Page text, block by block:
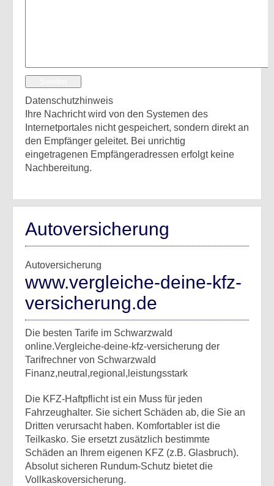
Datenschutzhinweis
Ihre Nachricht wird von den Systemen des
Internetportales nicht gespeichert, sondern direkt an
den Empfänger geleitet. Bei unrichtig
eingetragenen Empfängeradressen erfolgt keine
Nachbereitung.
Autoversicherung
Autoversicherung
www.vergleiche-deine-kfz-
versicherung.de
Die besten Tarife im Schwarzwald
online.Vergleiche-deine-kfz-versicherung der
Tarifrechner von Schwarzwald
Finanz,neutral,regional,leistungsstark
Die KFZ-Haftpflicht ist ein Muss für jeden
Fahrzeughalter. Sie sichert Schäden ab, die Sie an
Dritten verursacht haben. Komfortabler ist die
Teilkasko. Sie ersetzt zusätzlich bestimmte
Schäden an Ihrem eigenen KFZ (z.B. Glasbruch).
Absolut sicheren Rundum-Schutz bietet die
Vollkaskoversicherung.